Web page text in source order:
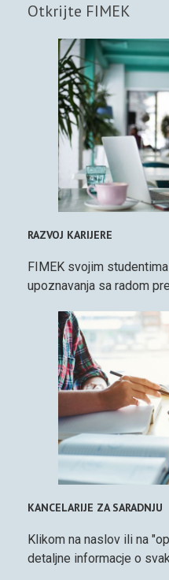
Otkrijte FIMEK
RAZVOJ KARIJERE
FIMEK svojim
upoznavanja sa radom
KANCELARIJE ZA SARADNJU
Klikom na naslov ili na
detaljne informacje o